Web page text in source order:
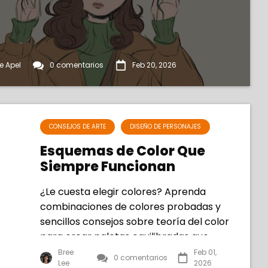
Apel 0 comentarios Feb 20, 2026
CONSEJOS DE ARTE DISEÑO DE PERSONAJES
Esquemas de Color Que
Siempre Funcionan
¿Le cuesta elegir colores? Aprenda
combinaciones de colores probadas y
sencillos consejos sobre teoría del color
para crear paletas equilibradas que
siempre funcionan.
Bree
Lee
0 comentarios
Feb 01,
2026